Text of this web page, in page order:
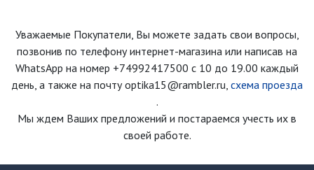
Уважаемые Покупатели, Вы можете задать свои вопросы,
позвонив по телефону интернет-магазина или написав на
WhatsApp на номер +74992417500 с 10 до 19.00 каждый
день, а также на почту optika15@rambler.ru, схема проезда
.
Мы ждем Ваших предложений и постараемся учесть их в
своей работе.